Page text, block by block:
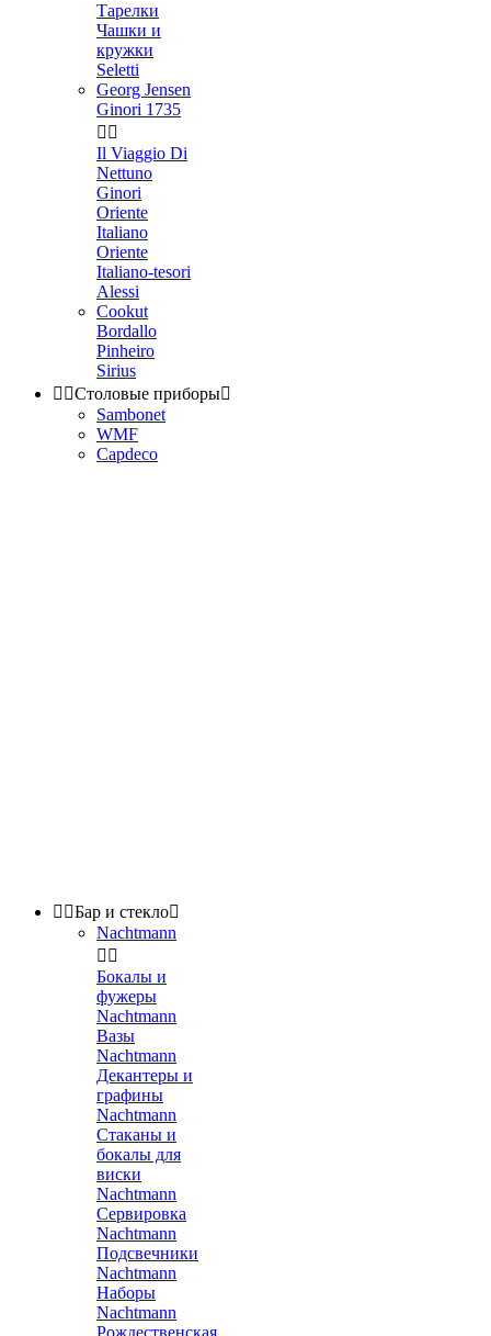
Тарелки
Чашки и
кружки
Seletti
Georg Jensen
Ginori 1735
 
Il Viaggio Di
Nettuno
Ginori
Oriente
Italiano
Oriente
Italiano-tesori
Alessi
Cookut
Bordallo
Pinheiro
Sirius
 Столовые приборы
Sambonet
WMF
Capdeco
 Бар и стекло
Nachtmann
 
Бокалы и
фужеры
Nachtmann
Вазы
Nachtmann
Декантеры и
графины
Nachtmann
Стаканы и
бокалы для
виски
Nachtmann
Сервировка
Nachtmann
Подсвечники
Nachtmann
Наборы
Nachtmann
Рождественская